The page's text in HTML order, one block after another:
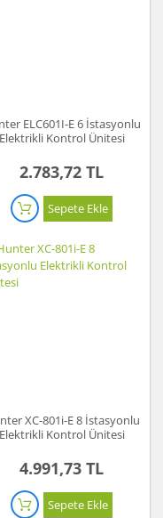
ELC601I-E 6 İstasyonlu
Elektrikli Kontrol Ünitesi
2.783,72 TL
Sepete Ekle
XC-801i-E 8 İstasyonlu
Elektrikli Kontrol Ünitesi
4.991,73 TL
Sepete Ekle